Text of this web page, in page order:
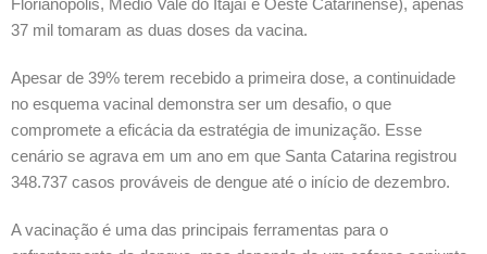
37 mil tomaram as duas doses da vacina.
Apesar de 39% terem recebido a primeira dose, a continuidade
no esquema vacinal demonstra ser um desafio, o que
compromete a eficácia da estratégia de imunização. Esse
cenário se agrava em um ano em que Santa Catarina registrou
348.737 casos prováveis de dengue até o início de dezembro.
A vacinação é uma das principais ferramentas para o